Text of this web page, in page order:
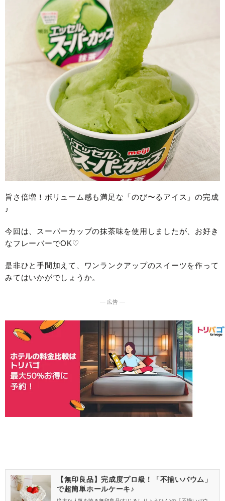
旨さ倍増！ボリューム感も満足な「のび〜るアイス」の完成
♪
今回は、スーパーカップの抹茶味を使用しましたが、お好き
なフレーバーでOK♡
是非ひと手間加えて、ワンランクアップのスイーツを作って
みてはいかがでしょうか。
― 広告 ―
【無印良品】完成度プロ級！「不揃いバウム」
で超簡単ホールケーキ♪